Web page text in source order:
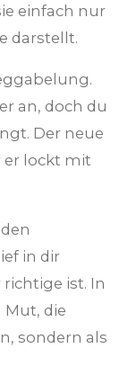
einfach nur
darstellt.
an, doch du
Der neue
er lockt mit
in dir
ist. In
die
sondern als